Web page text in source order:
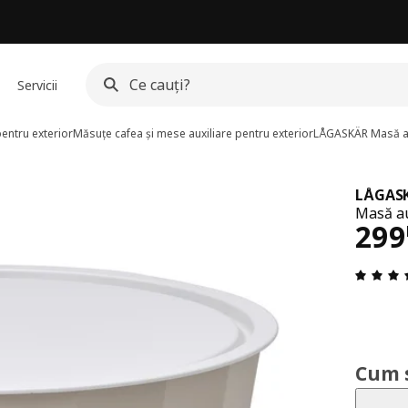
Servicii
exteriorMăsuțe cafea și mese auxiliare pentru exteriorLÅGASKÄRMasă
Masă
299
Cum